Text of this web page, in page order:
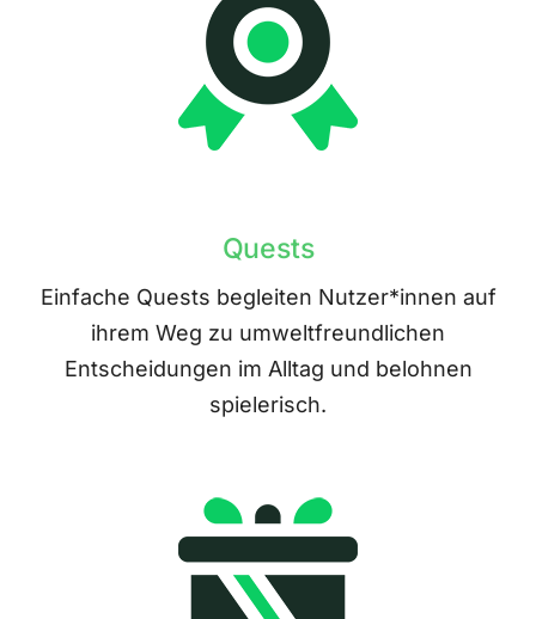
Quests
Einfache Quests begleiten Nutzer*innen auf
ihrem Weg zu umweltfreundlichen
Entscheidungen im Alltag und belohnen
spielerisch.